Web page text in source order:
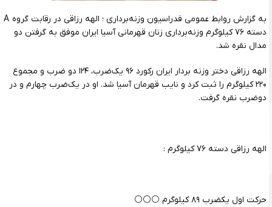
به گزارش روابط عمومی فدراسیون وزنه‌برداری ؛ الهه رزاقی در رقابت گروه A
دسته ۷۶ کیلوگرم وزنه‌برداری زنان قهرمانی آسیا ایران موفق به گرفتن دو
مدال نقره شد.
الهه رزاقی دختر وزنه بردار ایران رکورد ۹۶ یک‌ضرب، ۱۲۴ دو ضرب و مجموع
۲۲۰ کیلوگرم را ثبت کرد و نایب قهرمان آسیا شد. او در یک‌ضرب چهارم و در
دوضرب نقره گرفت.
الهه رزاقی دسته ۷۶ کیلوگرم :
حرکت اول یکضرب ۸۹ کیلوگرم ⚪️⚪️⚪️